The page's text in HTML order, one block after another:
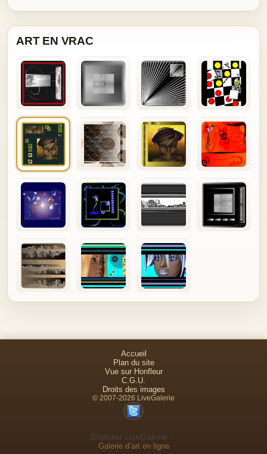
ART EN VRAC
Accueil
Plan du site
Vue sur Honfleur
C.G.U.
Droits des images
© 2007-2026 LiveGalerie
Explorer LiveGalerie :
Galerie d’art en ligne